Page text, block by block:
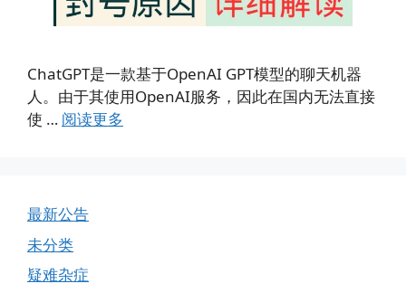
ChatGPT是一款基于OpenAI GPT模型的聊天机器
人。由于其使用OpenAI服务，因此在国内无法直接
使 … 阅读更多
最新公告
未分类
疑难杂症